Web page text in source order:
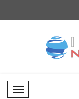
Mobil Menü